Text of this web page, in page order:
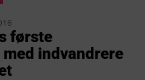
første
indvandrere